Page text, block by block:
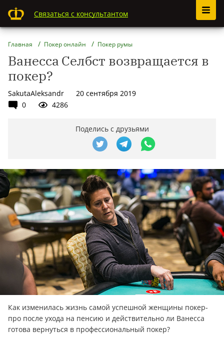
Связаться с консультантом
Главная Покер онлайн Покер румы
Ванесса Селбст возвращается в
покер?
SakutaAleksandr
20 сентября 2019
0
4286
Поделись с друзьями
Как изменилась жизнь самой успешной женщины покер-
про после ухода на пенсию и действительно ли Ванесса
готова вернуться в профессиональный покер?